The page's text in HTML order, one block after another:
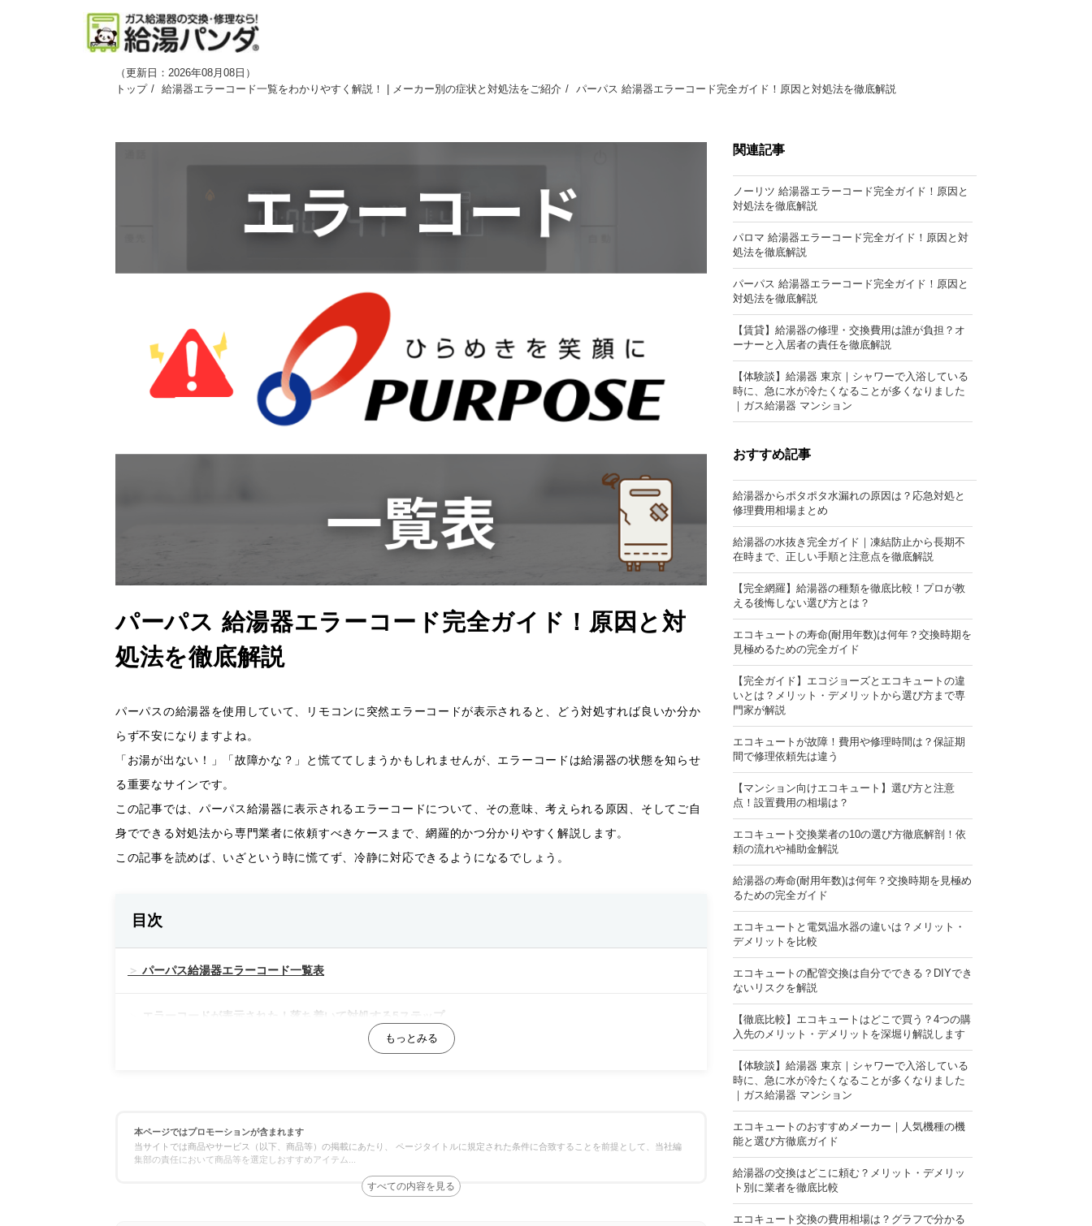
（更新日：2026年08月08日 ）
トップ
給湯器エラーコード一覧をわかりやすく解説！ | メーカー別の症状と対処法をご紹介 パーパス 給湯器エラーコード完全ガイド！原因と対処法を徹底解説
パーパス 給湯器エラーコード完全ガイド！原因と対
処法を徹底解説
パーパスの給湯器を使用していて、リモコンに突然エラーコードが表示されると、どう対処すれば良いか分か
らず不安になりますよね。
「お湯が出ない！」「故障かな？」と慌ててしまうかもしれませんが、エラーコードは給湯器の状態を知らせ
る重要なサインです。
この記事では、パーパス給湯器に表示されるエラーコードについて、その意味、考えられる原因、そしてご自
身でできる対処法から専門業者に依頼すべきケースまで、網羅的かつ分かりやすく解説します。
この記事を読めば、いざという時に慌てず、冷静に対応できるようになるでしょう。
目次
パーパス給湯器エラーコード一覧表
エラーコードが表示された！落ち着いて対処する5ステップ
ステップ3：取扱説明書を確認する
ステップ4：自分でできる初期対応を試す
本ページではプロモーションが含まれます
当サイトでは商品やサービス（以下、商品等）の掲載にあたり、 ページタイトルに規定された条件に合致することを前提として、当社編
集部の責任において商品等を選定しおすすめアイテム
関連記事
ノーリツ 給湯器エラーコード完全ガイド！原因と
対処法を徹底解説
パロマ 給湯器エラーコード完全ガイド！原因と対
処法を徹底解説
パーパス 給湯器エラーコード完全ガイド！原因と
対処法を徹底解説
【賃貸】給湯器の修理・交換費用は誰が負担？オ
ーナーと入居者の責任を徹底解説
【体験談】給湯器 東京｜シャワーで入浴している
時に、急に水が冷たくなることが多くなりました
｜ガス給湯器 マンション
おすすめ記事
給湯器からポタポタ水漏れの原因は？応急対処と
修理費用相場まとめ
給湯器の水抜き完全ガイド｜凍結防止から長期不
在時まで、正しい手順と注意点を徹底解説
【完全網羅】給湯器の種類を徹底比較！プロが教
える後悔しない選び方とは？
エコキュートの寿命(耐用年数)は何年？交換時期を
見極めるための完全ガイド
【完全ガイド】エコジョーズとエコキュートの違
いとは？メリット・デメリットから選び方まで専
門家が解説
エコキュートが故障！費用や修理時間は？保証期
間で修理依頼先は違う
【マンション向けエコキュート】選び方と注意
点！設置費用の相場は？
エコキュート交換業者の10の選び方徹底解剖！依
頼の流れや補助金解説
給湯器の寿命(耐用年数)は何年？交換時期を見極め
るための完全ガイド
エコキュートと電気温水器の違いは？メリット・
デメリットを比較
エコキュートの配管交換は自分でできる？DIYでき
ないリスクを解説
【徹底比較】エコキュートはどこで買う？4つの購
入先のメリット・デメリットを深堀り解説します
【体験談】給湯器 東京｜シャワーで入浴している
時に、急に水が冷たくなることが多くなりました
｜ガス給湯器 マンション
エコキュートのおすすめメーカー｜人気機種の機
能と選び方徹底ガイド
給湯器の交換はどこに頼む？メリット・デメリッ
ト別に業者を徹底比較
エコキュート交換の費用相場は？グラフで分かる